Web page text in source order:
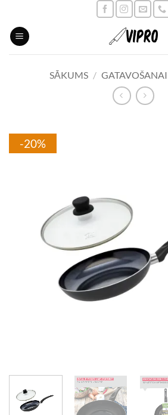
content
SĀKUMS / GATAVOŠANAI
-20%